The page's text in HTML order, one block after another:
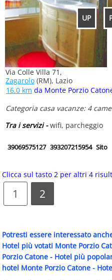
UP
Via Colle Villa 71,
Zagarolo (RM), Lazio
16.0 km da Monte Porzio
Categoria casa vacanze: 4
Tra i servizi -wifi, parcheggio
39069575127 393207215954 Sito
Clicca sul tasto 2 per altri 4
1 2
Potresti essere interessato
Hotel più votati Monte Porzio
Porzio Catone - Hotel più
hotel Monte Porzio Catone -